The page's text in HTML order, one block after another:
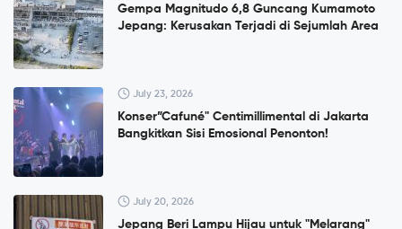
Gempa Magnitudo 6,8 Guncang Kumamoto
Jepang: Kerusakan Terjadi di Sejumlah Area
July 23, 2026
Konser”Cafuné" Centimillimental di Jakarta
Bangkitkan Sisi Emosional Penonton!
July 20, 2026
Jepang Beri Lampu Hijau untuk "Melarang"